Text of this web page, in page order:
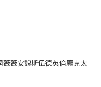
薇安魏斯伍德英倫龐克太